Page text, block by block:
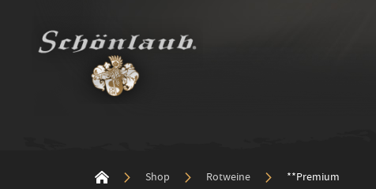
Shop Rotweine **Premium